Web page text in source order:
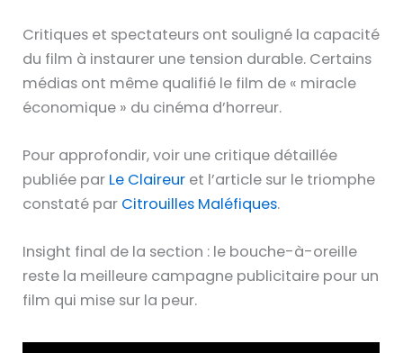
Critiques et spectateurs ont souligné la capacité
du film à instaurer une tension durable. Certains
médias ont même qualifié le film de « miracle
économique » du cinéma d’horreur.
Pour approfondir, voir une critique détaillée
publiée par Le Claireur et l’article sur le triomphe
constaté par Citrouilles Maléfiques.
Insight final de la section : le bouche-à-oreille
reste la meilleure campagne publicitaire pour un
film qui mise sur la peur.